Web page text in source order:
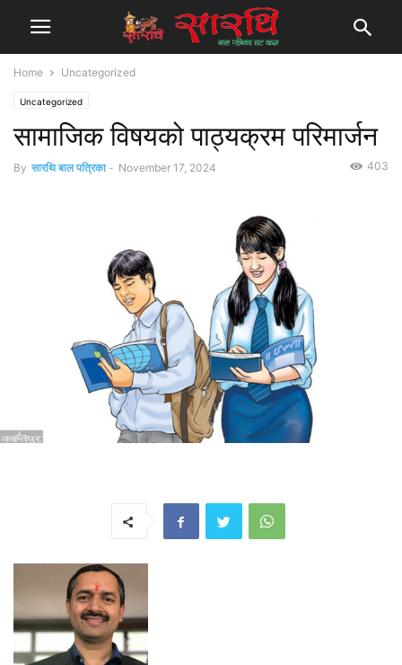
Home Uncategorized
Uncategorized
सामाजिक विषयको पाठ्यक्रम परिमार्जन
By सारथि बाल पत्रिका - November 17, 2024 403